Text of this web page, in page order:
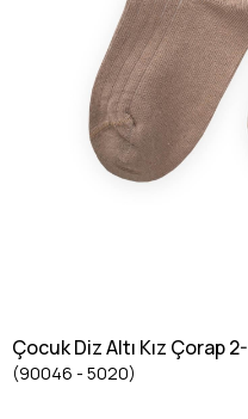
Çocuk Diz Altı Kız Çorap
(90046 - 5020)